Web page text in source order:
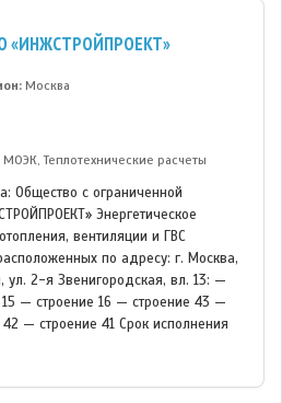
«ИНЖСТРОЙПРОЕКТ»
Москва
Теплотехнические расчеты
Общество с ограниченной
Энергетическое
вентиляции и ГВС
по адресу: г. Москва,
ул. 2-я Звенигородская, вл. 13: —
— строение 16 — строение 43 —
— строение 41 Срок исполнения